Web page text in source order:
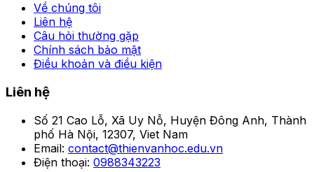
Về chúng tôi
Liên hệ
Câu hỏi thường gặp
Chính sách bảo mật
Điều khoản và điều kiện
Liên hệ
Số 21 Cao Lỗ, Xã Uy Nỗ, Huyện Đông Anh, Thành
phố Hà Nội, 12307, Viet Nam
Email: contact@thienvanhoc.edu.vn
Điện thoại: 0988343223